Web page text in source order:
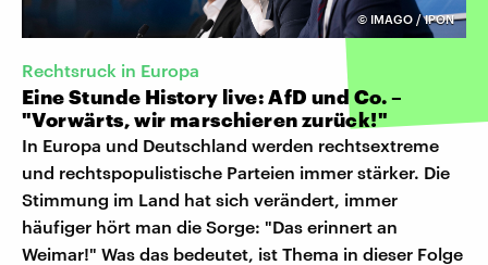
© IMAGO / IPON
Rechtsruck in Europa
Eine Stunde History live: AfD und Co. –
"Vorwärts, wir marschieren zurück!"
In Europa und Deutschland werden rechtsextreme
und rechtspopulistische Parteien immer stärker. Die
Stimmung im Land hat sich verändert, immer
häufiger hört man die Sorge: "Das erinnert an
Weimar!" Was das bedeutet, ist Thema in dieser Folge